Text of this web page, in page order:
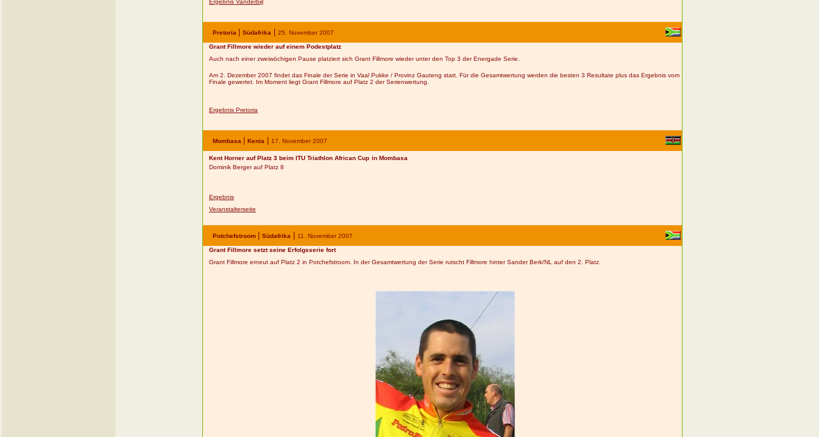
Ergebnis Vanderbijl
Pretoria Südafrika 25. November 2007
Grant Fillmore wieder auf einem Podestplatz
Auch nach einer zweiwöchigen Pause platziert sich Grant Fillmore wieder unter den Top 3 der Energade Serie.
Am 2. Dezember 2007 findet das Finale der Serie in Vaal Pukke / Provinz Gauteng statt. Für die Gesamtwertung werden die besten 3 Resultate plus das Ergebnis vom
Finale gewertet. Im Moment liegt Grant Fillmore auf Platz 2 der Serienwertung.
Ergebnis Pretoria
Mombasa Kenia 17. November 2007
Kent Horner auf Platz 3 beim ITU Triathlon African Cup in Mombasa
Dominik Berger auf Platz 8
Ergebnis
Veranstalterseite
Potchefstroom Südafrika 11. November 2007
Grant Fillmore setzt seine Erfolgsserie fort
Grant Fillmore erneut auf Platz 2 in Potchefstroom. In der Gesamtwertung der Serie rutscht Fillmore hinter Sander Berk/NL auf den 2. Platz.